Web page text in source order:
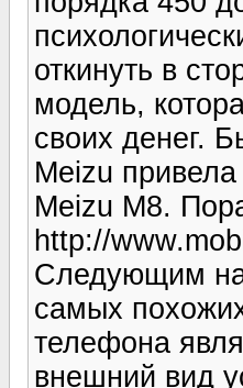
откинуть в
модель,
своих денег.
Meizu
Meizu M8.
http://
Следующим на
самых
телефона
внешний вид